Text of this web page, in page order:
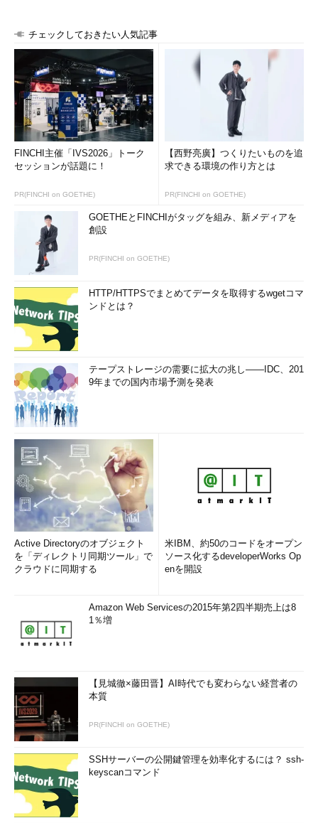
チェックしておきたい人気記事
FINCHI主催「IVS2026」トーク
セッションが話題に！
PR(FINCHI on GOETHE)
【西野亮廣】つくりたいものを追
求できる環境の作り方とは
PR(FINCHI on GOETHE)
GOETHEとFINCHIがタッグを組み、新メディアを
創設
PR(FINCHI on GOETHE)
HTTP/HTTPSでまとめてデータを取得するwgetコマ
ンドとは？
テープストレージの需要に拡大の兆し――IDC、201
9年までの国内市場予測を発表
Active Directoryのオブジェクト
を「ディレクトリ同期ツール」で
クラウドに同期する
米IBM、約50のコードをオープン
ソース化するdeveloperWorks Op
enを開設
Amazon Web Servicesの2015年第2四半期売上は8
1％増
【見城徹×藤田晋】AI時代でも変わらない経営者の
本質
PR(FINCHI on GOETHE)
SSHサーバーの公開鍵管理を効率化するには？ ssh-
keyscanコマンド